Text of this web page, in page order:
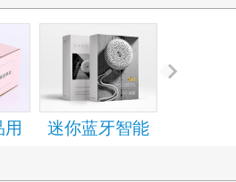
迷你蓝牙智能